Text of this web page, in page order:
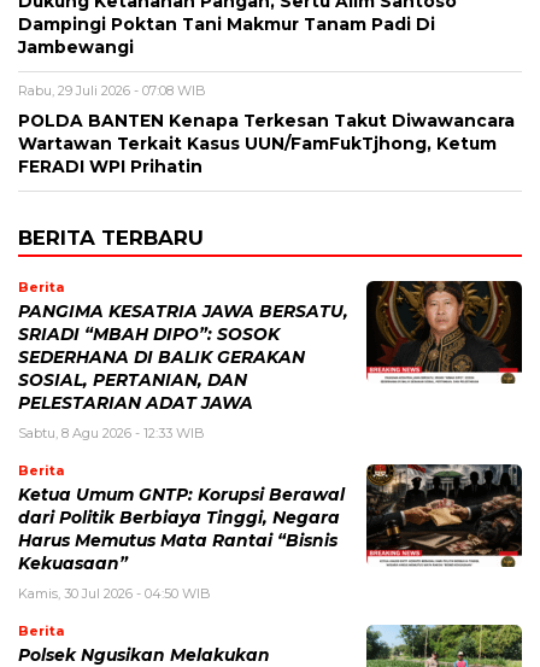
Dampingi Poktan Tani Makmur Tanam Padi Di
Jambewangi
Rabu, 29 Juli 2026 - 07:08 WIB
POLDA BANTEN Kenapa Terkesan Takut Diwawancara
Wartawan Terkait Kasus UUN/FamFukTjhong, Ketum
FERADI WPI Prihatin
BERITA TERBARU
Berita
PANGIMA KESATRIA JAWA BERSATU,
SRIADI “MBAH DIPO”: SOSOK
SEDERHANA DI BALIK GERAKAN
SOSIAL, PERTANIAN, DAN
PELESTARIAN ADAT JAWA
Sabtu, 8 Agu 2026 - 12:33 WIB
Berita
Ketua Umum GNTP: Korupsi Berawal
dari Politik Berbiaya Tinggi, Negara
Harus Memutus Mata Rantai “Bisnis
Kekuasaan”
Kamis, 30 Jul 2026 - 04:50 WIB
Berita
Polsek Ngusikan Melakukan